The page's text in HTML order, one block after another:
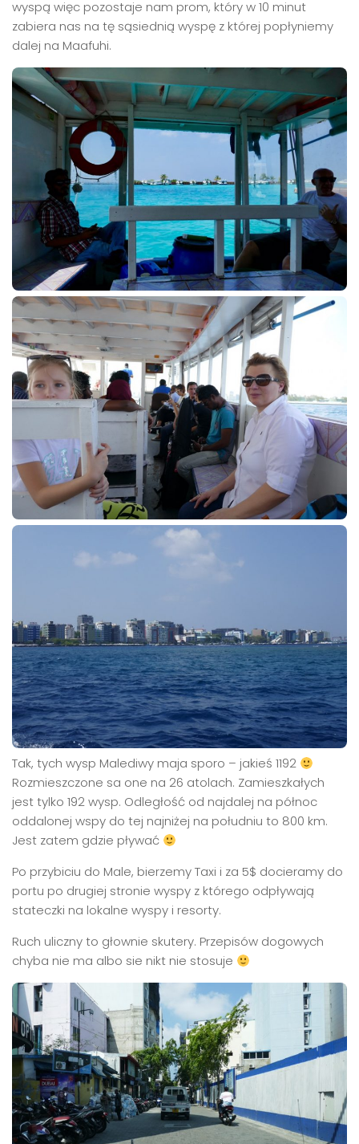
wyspą więc pozostaje nam prom, który w 10 minut
zabiera nas na tę sąsiednią wyspę z której popłyniemy
dalej na Maafuhi.
Tak, tych wysp Malediwy maja sporo – jakieś 1192
Rozmieszczone sa one na 26 atolach. Zamieszkałych
jest tylko 192 wysp. Odległość od najdalej na północ
oddalonej wspy do tej najniżej na południu to 800 km.
Jest zatem gdzie pływać
Po przybiciu do Male, bierzemy Taxi i za 5$ docieramy do
portu po drugiej stronie wyspy z którego odpływają
stateczki na lokalne wyspy i resorty.
Ruch uliczny to głownie skutery. Przepisów dogowych
chyba nie ma albo sie nikt nie stosuje